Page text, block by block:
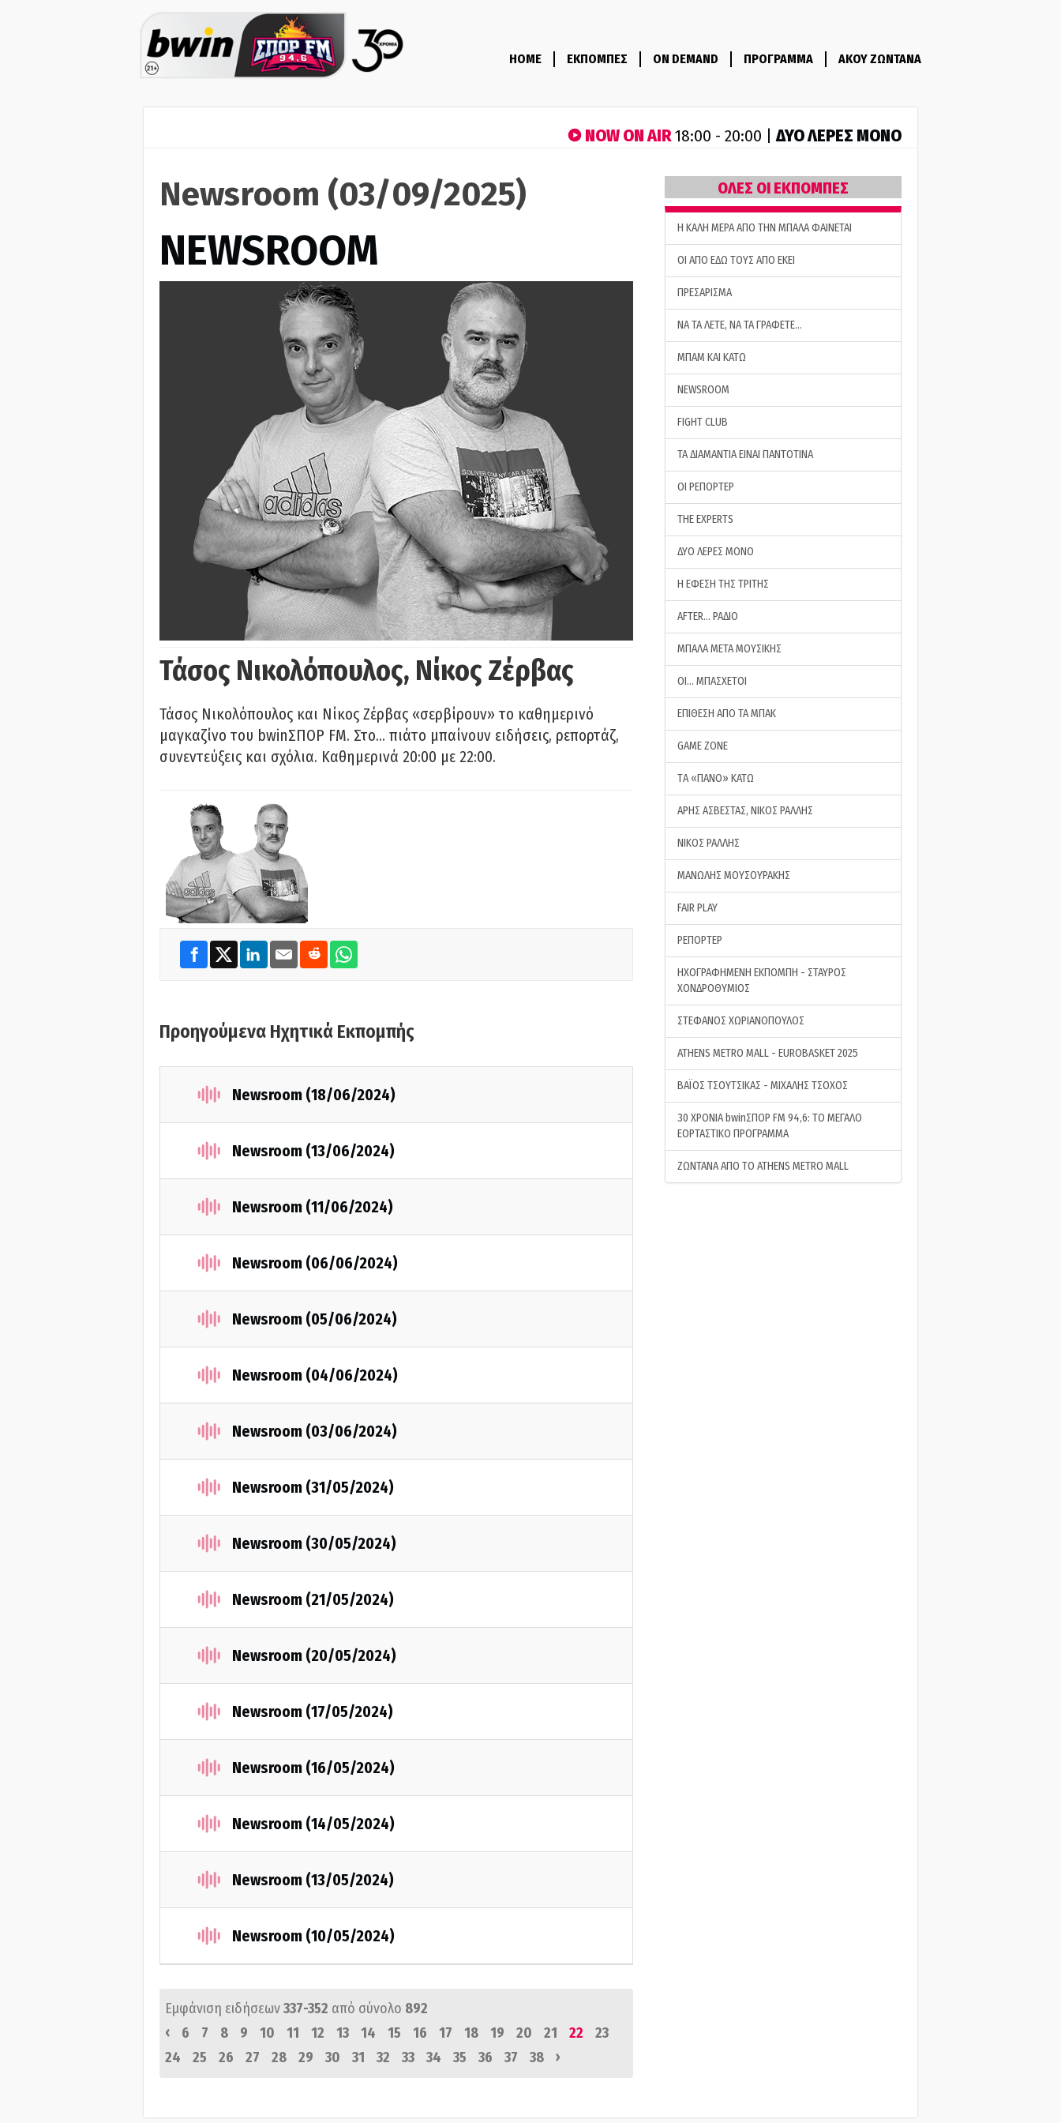
HOME ΕΚΠΟΜΠΕΣ ON DEMAND ΠΡΟΓΡΑΜΜΑ ΑΚΟΥ ΖΩΝΤΑΝΑ
NOW ON AIR18:00 - 20:00 |ΔΥΟ ΛΕΡΕΣ ΜΟΝΟ
Newsroom (03/09/2025)
NEWSROOM
Τάσος Νικολόπουλος, Νίκος Ζέρβας
Τάσος Νικολόπουλος και Νίκος Ζέρβας «σερβίρουν» το καθημερινό
μαγκαζίνο του bwinΣΠΟΡ FM. Στο… πιάτο μπαίνουν ειδήσεις, ρεπορτάζ,
συνεντεύξεις και σχόλια. Καθημερινά 20:00 με 22:00.
Προηγούμενα Ηχητικά Εκπομπής
Newsroom (18/06/2024)
Newsroom (13/06/2024)
Newsroom (11/06/2024)
Newsroom (06/06/2024)
Newsroom (05/06/2024)
Newsroom (04/06/2024)
Newsroom (03/06/2024)
Newsroom (31/05/2024)
Newsroom (30/05/2024)
Newsroom (21/05/2024)
Newsroom (20/05/2024)
Newsroom (17/05/2024)
Newsroom (16/05/2024)
Newsroom (14/05/2024)
Newsroom (13/05/2024)
Newsroom (10/05/2024)
Εμφάνιση ειδήσεων337-352 από σύνολο 892
‹
6 7 8 9 10 11 12 13 14 15 16 17 18 19 20 21 22
23
24
25 26 27 28 29 30 31 32 33 34 35 36 37 38 ›
ΟΛΕΣ ΟΙ ΕΚΠΟΜΠΕΣ
H ΚΑΛΗ ΜΕΡΑ ΑΠΟ ΤΗΝ ΜΠΑΛΑ ΦΑΙΝΕΤΑΙ
ΟΙ ΑΠΟ ΕΔΩ ΤΟΥΣ ΑΠΟ ΕΚΕΙ
ΠΡΕΣΑΡΙΣΜΑ
ΝΑ ΤΑ ΛΕΤΕ, ΝΑ ΤΑ ΓΡΑΦΕΤΕ…
ΜΠΑΜ ΚΑΙ ΚΑΤΩ
NEWSROOM
FIGHT CLUB
ΤΑ ΔΙΑΜΑΝΤΙΑ ΕΙΝΑΙ ΠΑΝΤΟΤΙΝΑ
ΟΙ ΡΕΠΟΡΤΕΡ
THE EXPERTS
ΔΥΟ ΛΕΡΕΣ ΜΟΝΟ
Η ΕΦΕΣΗ ΤΗΣ ΤΡΙΤΗΣ
AFTER… ΡΑΔΙΟ
ΜΠΑΛΑ ΜΕΤΑ ΜΟΥΣΙΚΗΣ
ΟΙ… ΜΠΑΣΧΕΤΟΙ
ΕΠΙΘΕΣΗ ΑΠΟ ΤΑ ΜΠΑΚ
GAME ZONE
ΤA «ΠΑΝΟ» ΚΑΤΩ
ΑΡΗΣ ΑΣΒΕΣΤΑΣ, ΝΙΚΟΣ ΡΑΛΛΗΣ
ΝΙΚΟΣ ΡΑΛΛΗΣ
ΜΑΝΩΛΗΣ ΜΟΥΣΟΥΡΑΚΗΣ
FAIR PLAY
ΡΕΠΟΡΤΕΡ
ΗΧΟΓΡΑΦΗΜΕΝΗ ΕΚΠΟΜΠΗ - ΣΤΑΥΡΟΣ
ΧΟΝΔΡΟΘΥΜΙΟΣ
ΣΤΕΦΑΝΟΣ ΧΩΡΙΑΝΟΠΟΥΛΟΣ
ATHENS METRO MALL - EUROBASKET 2025
ΒΑΪΟΣ ΤΣΟΥΤΣΙΚΑΣ - ΜΙΧΑΛΗΣ ΤΣΟΧΟΣ
30 ΧΡΟΝΙΑ bwinΣΠΟΡ FM 94,6: ΤΟ ΜΕΓΑΛΟ
ΕΟΡΤΑΣΤΙΚΟ ΠΡΟΓΡΑΜΜΑ
ΖΩΝΤΑΝΑ ΑΠΟ ΤΟ ATHENS METRO MALL